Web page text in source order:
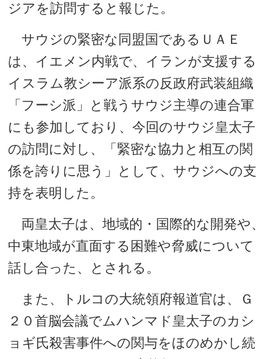
ジアを訪問すると報じた。
サウジの緊密な同盟国であるＵＡＥ
は、イエメン内戦で、イランが支援する
イスラム教シーア派系の反政府武装組織
「フーシ派」と戦うサウジ主導の連合軍
にも参加しており、今回のサウジ皇太子
の訪問に対し、「緊密な協力と相互の関
係を誇りに思う」として、サウジへの支
持を表明した。
両皇太子は、地域的・国際的な開発や、
中東地域が直面する困難や脅威について
話し合った、とされる。
また、トルコの大統領府報道官は、Ｇ
２０首脳会議でムハンマド皇太子のカシ
ョギ氏殺害事件への関与をほのめかし続